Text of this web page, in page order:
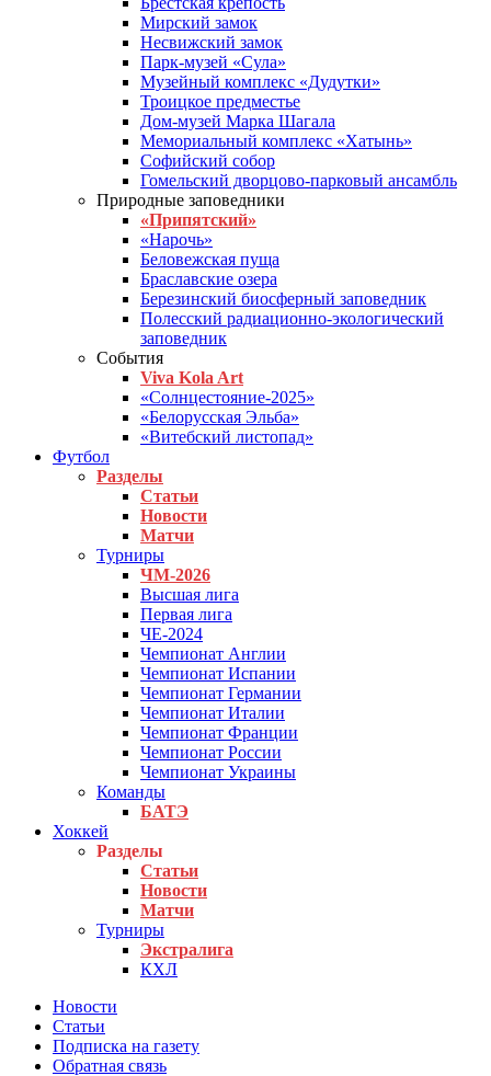
Мирский замок
Несвижский замок
Парк-музей «Сула»
Музейный комплекс «Дудутки»
Троицкое предместье
Дом-музей Марка Шагала
Мемориальный комплекс «Хатынь»
Софийский собор
Гомельский дворцово-парковый ансамбль
Природные заповедники
«Припятский»
«Нарочь»
Беловежская пуща
Браславские озера
Березинский биосферный заповедник
Полесский радиационно-экологический
заповедник
События
Viva Kola Art
«Солнцестояние-2025»
«Белорусская Эльба»
«Витебский листопад»
Футбол
Разделы
Статьи
Новости
Матчи
Турниры
ЧМ-2026
Высшая лига
Первая лига
ЧЕ-2024
Чемпионат Англии
Чемпионат Испании
Чемпионат Германии
Чемпионат Италии
Чемпионат Франции
Чемпионат России
Чемпионат Украины
Команды
БАТЭ
Хоккей
Разделы
Статьи
Новости
Матчи
Турниры
Экстралига
КХЛ
Новости
Статьи
Подписка на газету
Обратная связь